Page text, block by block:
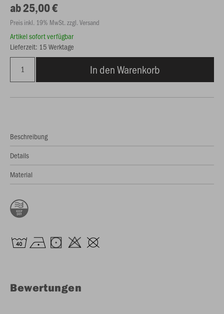
ab 25,00 €
Preis inkl. 19% MwSt. zzgl. Versand
Artikel sofort verfügbar
Lieferzeit: 15 Werktage
In den Warenkorb
Beschreibung
Details
Material
Bewertungen